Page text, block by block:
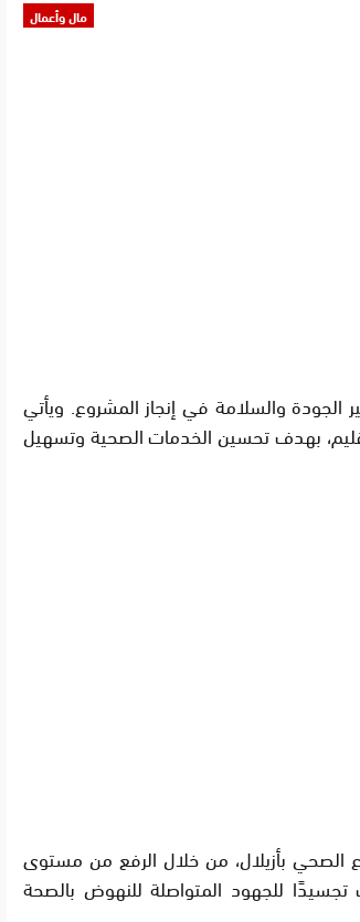
مال وأعمال
الجودة والسلامة في إنجاز المشروع. ويأتي
بهدف تحسين الخدمات الصحية وتسهيل
الصحي بأزيلال، من خلال الرفع من مستوى
للجهود المتواصلة للنهوض بالصحة